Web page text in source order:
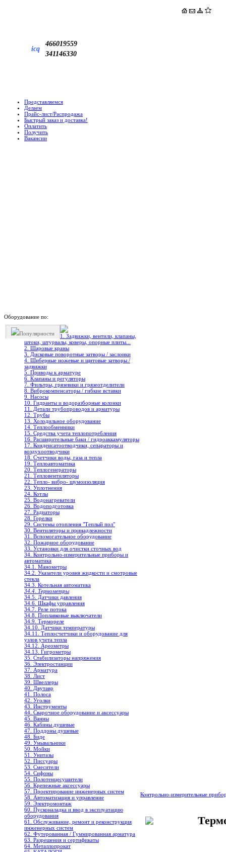
icq
466019559
341146330
Представляемся
Делаем
Прайс-лист/Распродажа
Быстрый заказ и доставка!
Оплатить
Получить
Вакансии
Оборудование по:
Популярности
1. Задвижки, вентили, клапаны,
штоки, штурвалы, коверы, опорные плиты...
2. Шаровые краны
3. Дисковые поворотные затворы / заслонки
4. Шиберные ножевые и щитовые затворы /
задвижки
5. Приводы к арматуре
6. Клапаны и регуляторы
7. Фильтры, грязевики и грязеотделители
8. Виброкомпенсаторы / гибкие вставки
9. Насосы
10. Гидранты и водоразборные колонки
11. Детали трубопроводов и арматуры
12. Трубы
13. Холодильное oборудование
14. Теплообменники
15. Средства учета теплопотребления
16. Расширительные баки / гидроаккамуляторы
17. Конденсатоотводчики, сепараторы и
воздухоотводчики
18. Счетчики воды, газа и тепла
19. Теплоавтоматика
20. Теплогенераторы
21. Тепловентиляторы
22. Тепло- вибро- шумоизоляция
23. Уплотнения
24. Котлы
25. Водонагреватели
26. Водоподготовка
27. Радиаторы
28. Горелки
29. Системы отопления "Теплый пол"
30. Вентиляторы и принадлежности
31. Вспомогательное оборудование
32. Пожарное оборудование
33. Установки для очистки сточных вод
34. Контрольно-измерительные приборы и
автоматика
34.1. Манометры
34.2. Указатели уровня жидкости и смотровые
стекла
34.3. Котельная автоматика
34.4. Термометры
34.5. Датчики давления
34.6. Шкафы управления
34.7. Реле потока
34.8. Поплавковые выключатели
34.9. Термореле
34.10. Датчики температуры
34.11. Теплосчетчики и оборудование для
узлов учета тепла
34.12. Ареометры
34.13. Гигрометры
35. Стабилизаторы напряжения
36. Электростанции
37. Арматура
38. Лист
39. Швеллеры
40. Двутавр
41. Полоса
42. Уголки
43. Инструменты
44. Сварочное оборудование и аксессуары
45. Ванны
46. Кабины душевые
47. Поддоны душевые
48. Биде
49. Умывальники
50. Мойки
51. Унитазы
52. Писсуары
53. Смесители
54. Сифоны
55. Полотенцесушители
56. Крепежные аксессуары
57. Проектирование инженерных систем
58. Автоматизация и управление
59. Электромонтаж
60. Пусконаладка и ввод в эксплуатацию
оборудования
61. Обслуживание, ремонт и реконструкция
инженерных систем
62. Футерованная / Гуммированная арматура
63. Разрешения и сертификаты
64. Металлопрокат
Контрольно-измерительные